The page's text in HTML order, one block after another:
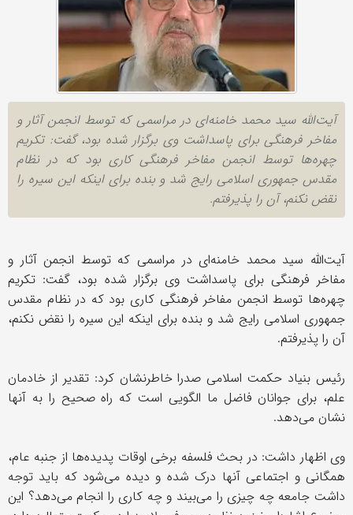
آیت‌الله سید محمد خامنه‌ای در مراسمی که توسط انجمن آثار و
مفاخر فرهنگی برای پاسداشت وی برگزار شده بود، گفت: تکریم
چهره‌ها توسط انجمن مفاخر فرهنگی کاری بود که در نظام
مقدس جمهوری اسلامی رایج شد و بنده برای اینکه این سیره را
نقض نکنم، آن را پذیرفتم.
آیت‌الله سید محمد خامنه‌ای در مراسمی که توسط انجمن آثار و
مفاخر فرهنگی برای پاسداشت وی برگزار شده بود، گفت: تکریم
چهره‌ها توسط انجمن مفاخر فرهنگی کاری بود که در نظام مقدس
جمهوری اسلامی رایج شد و بنده برای اینکه این سیره را نقض نکنم،
آن را پذیرفتم.
رئیس بنیاد حکمت اسلامی صدرا خاطرنشان کرد: تقدیر از خادمان
علم، برای جوانان فاضل ما الگویی است که راه صحیح را به آنها
نشان می‌دهد.
وی اظهار داشت: در بحث فلسفه برخی اوقات پدیده‌ها از جنبه عام،
همگانی و اجتماعی آنها درک شده و دیده می‌شود که باید توجه
داشت جامعه چه چیزی را می‌بیند و چه کاری را انجام می‌دهد؟ این